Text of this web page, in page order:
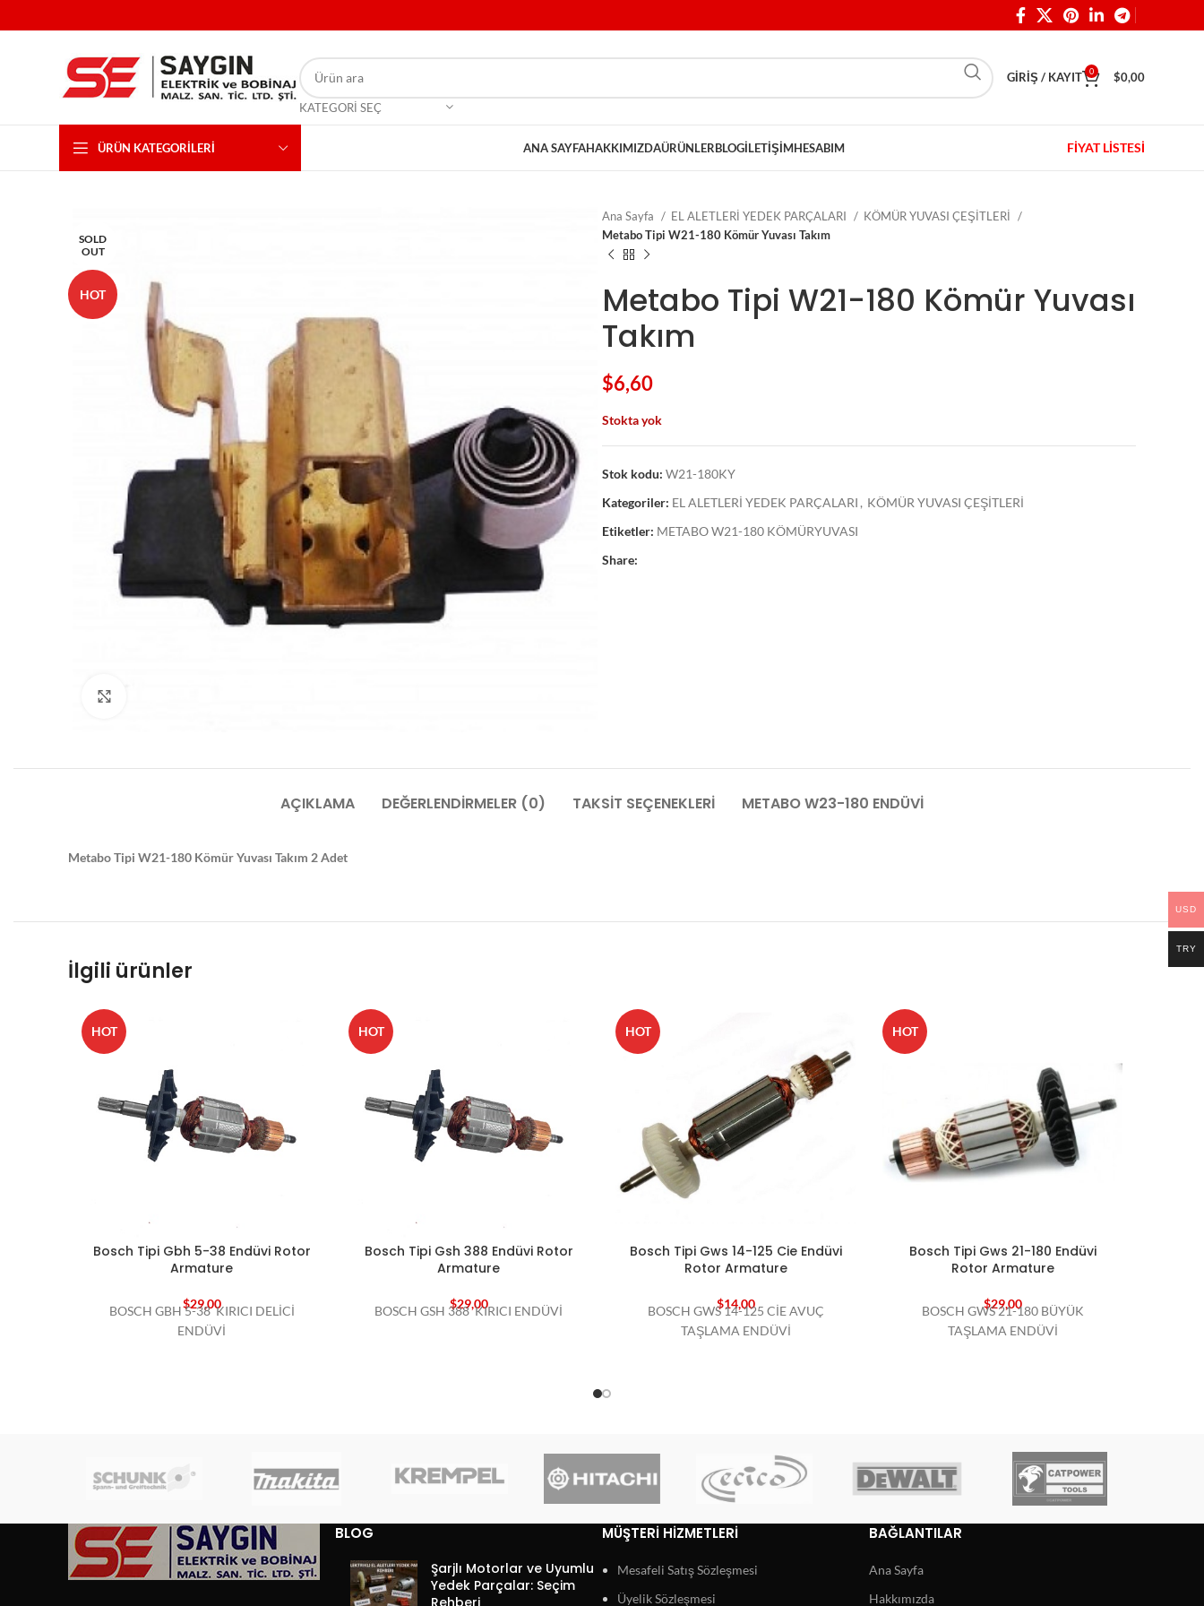
KATEGORI SEÇ
GIRIŞ / KAYIT 0 $0,00
ÜRÜN KATEGORILERI ANA SAYFAHAKKIMIZDAÜRÜNLERBLOGİLETIŞIMHESABIM FİYAT LİSTESİ
SOLD
OUT
HOT
Ana Sayfa EL ALETLERİ YEDEK PARÇALARI
KÖMÜR YUVASI ÇEŞİTLERİ
Metabo Tipi W21-180 Kömür Yuvası Takım
Metabo Tipi W21-180 Kömür Yuvası
Takım
$6,60
Stokta yok
Stok kodu: W21-180KY
Kategoriler: EL ALETLERİ YEDEK PARÇALARI , KÖMÜR YUVASI ÇEŞİTLERİ
Etiketler: METABO W21-180 KÖMÜRYUVASI
Share:
AÇIKLAMA DEĞERLENDIRMELER (0) TAKSIT SEÇENEKLERI METABO W23-180 ENDÜVİ
Metabo Tipi W21-180 Kömür Yuvası Takım 2 Adet
İlgili ürünler
HOT
Bosch Tipi Gbh 5-38 Endüvi Rotor
Armature
$29,00
BOSCH GBH 5-38 KIRICI DELİCİ
ENDÜVİ
HOT
Bosch Tipi Gsh 388 Endüvi Rotor
Armature
$29,00
BOSCH GSH 388 KIRICI ENDÜVİ
HOT
Bosch Tipi Gws 14-125 Cie Endüvi
Rotor Armature
$14,00
BOSCH GWS 14-125 CİE AVUÇ
TAŞLAMA ENDÜVİ
HOT
Bosch Tipi Gws 21-180 Endüvi
Rotor Armature
$29,00
BOSCH GWS 21-180 BÜYÜK
TAŞLAMA ENDÜVİ
BLOG
Şarjlı Motorlar ve Uyumlu
Yedek Parçalar: Seçim
Rehberi
MÜŞTERI HIZMETLERI
Mesafeli Satış Sözleşmesi
Üyelik Sözleşmesi
BAĞLANTILAR
Ana Sayfa
Hakkımızda
USD
TRY